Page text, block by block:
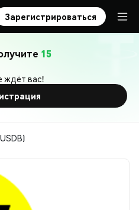
Зарегистрироваться
15
ждёт вас!